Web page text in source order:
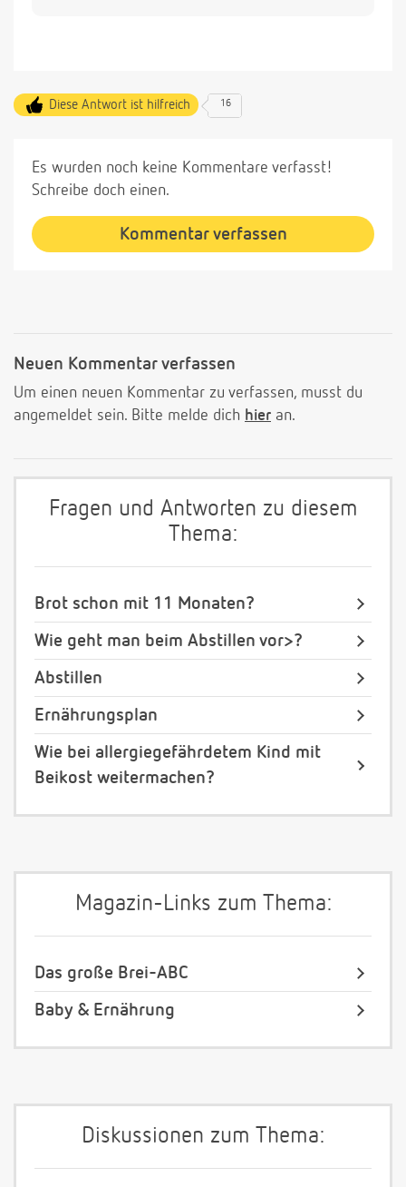
Diese Antwort ist hilfreich 16
Es wurden noch keine Kommentare verfasst!
Schreibe doch einen.
Kommentar verfassen
Neuen Kommentar verfassen
Um einen neuen Kommentar zu verfassen, musst du
angemeldet sein. Bitte melde dich hier an.
Fragen und Antworten zu diesem
Thema:
Brot schon mit 11 Monaten?
Wie geht man beim Abstillen vor>?
Abstillen
Ernährungsplan
Wie bei allergiegefährdetem Kind mit
Beikost weitermachen?
Magazin-Links zum Thema:
Das große Brei-ABC
Baby & Ernährung
Diskussionen zum Thema: